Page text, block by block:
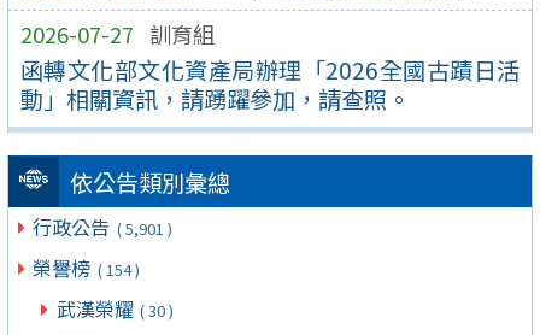
2026-07-27 訓育組
函轉文化部文化資產局辦理「2026全國古蹟日活
動」相關資訊，請踴躍參加，請查照。
依公告類別彙總
行政公告 ( 5,901 )
榮譽榜 ( 154 )
武漢榮耀 ( 30 )